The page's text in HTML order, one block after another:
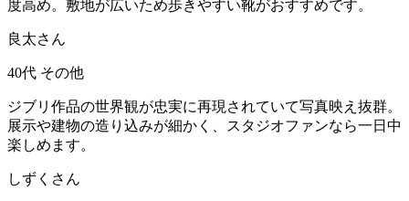
度高め。敷地が広いため歩きやすい靴がおすすめです。
良太さん
40代 その他
ジブリ作品の世界観が忠実に再現されていて写真映え抜群。
展示や建物の造り込みが細かく、スタジオファンなら一日中
楽しめます。
しずくさん